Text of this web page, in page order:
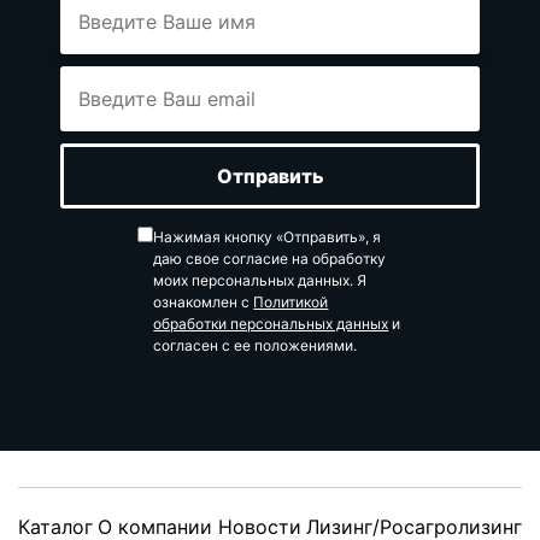
Нажимая кнопку «Отправить», я
даю свое согласие на обработку
моих персональных данных. Я
ознакомлен с Политикой
обработки персональных данных и
согласен с ее положениями.
Каталог О компании Новости Лизинг/Росагролизинг